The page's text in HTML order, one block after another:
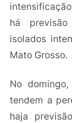
há
isolados
Mato Grosso.
No
tendem a
haja